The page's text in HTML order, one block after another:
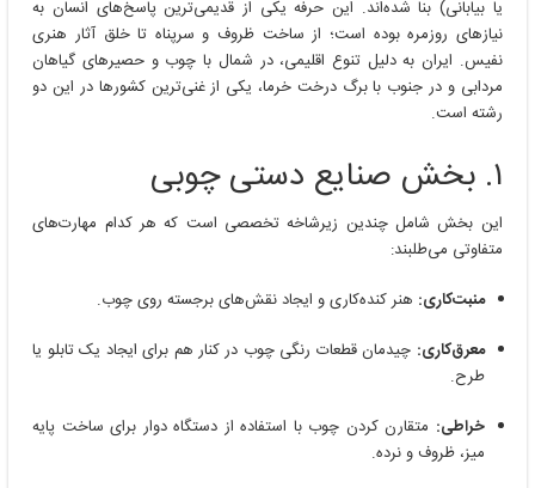
یا بیابانی) بنا شده‌اند. این حرفه یکی از قدیمی‌ترین پاسخ‌های انسان به
نیازهای روزمره بوده است؛ از ساخت ظروف و سرپناه تا خلق آثار هنری
نفیس. ایران به دلیل تنوع اقلیمی، در شمال با چوب و حصیرهای گیاهان
مردابی و در جنوب با برگ درخت خرما، یکی از غنی‌ترین کشورها در این دو
رشته است.
۱. بخش صنایع دستی چوبی
این بخش شامل چندین زیرشاخه تخصصی است که هر کدام مهارت‌های
متفاوتی می‌طلبند:
منبت‌کاری: هنر کنده‌کاری و ایجاد نقش‌های برجسته روی چوب.
معرق‌کاری: چیدمان قطعات رنگی چوب در کنار هم برای ایجاد یک تابلو یا
طرح.
خراطی: متقارن کردن چوب با استفاده از دستگاه دوار برای ساخت پایه
میز، ظروف و نرده.